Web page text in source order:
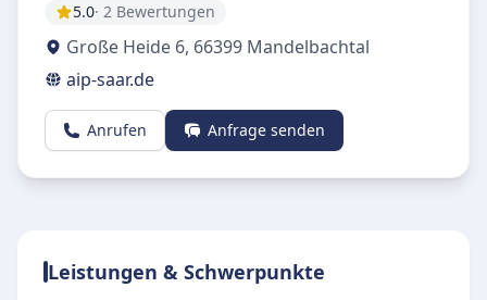
5.0· 2 Bewertungen
Große Heide 6, 66399 Mandelbachtal
aip-saar.de
Anrufen Anfrage senden
Leistungen & Schwerpunkte